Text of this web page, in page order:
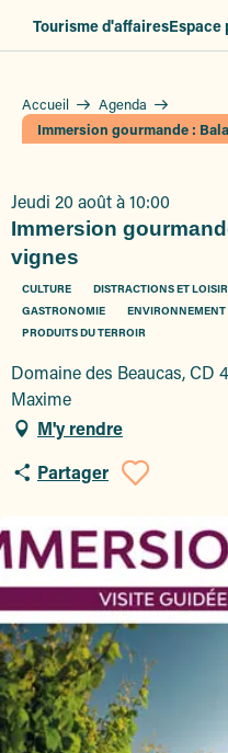
Tourisme d'affairesEspace
Accueil
Agenda
Immersion gourmande :
Jeudi 20 août à 10:00
Immersion
vignes
CULTURE DISTRACTIONS ET
GASTRONOMIE
PRODUITS DU TERROIR
Domaine des Beaucas, CD
Maxime
M'y rendre
Partager